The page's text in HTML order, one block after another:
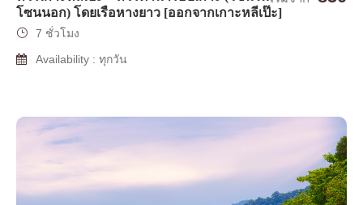
โซนนอก) โดยเรือหางยาว [ออกจากเกาะหลีเป๊ะ]
7 ชั่วโมง
Availability : ทุกวัน